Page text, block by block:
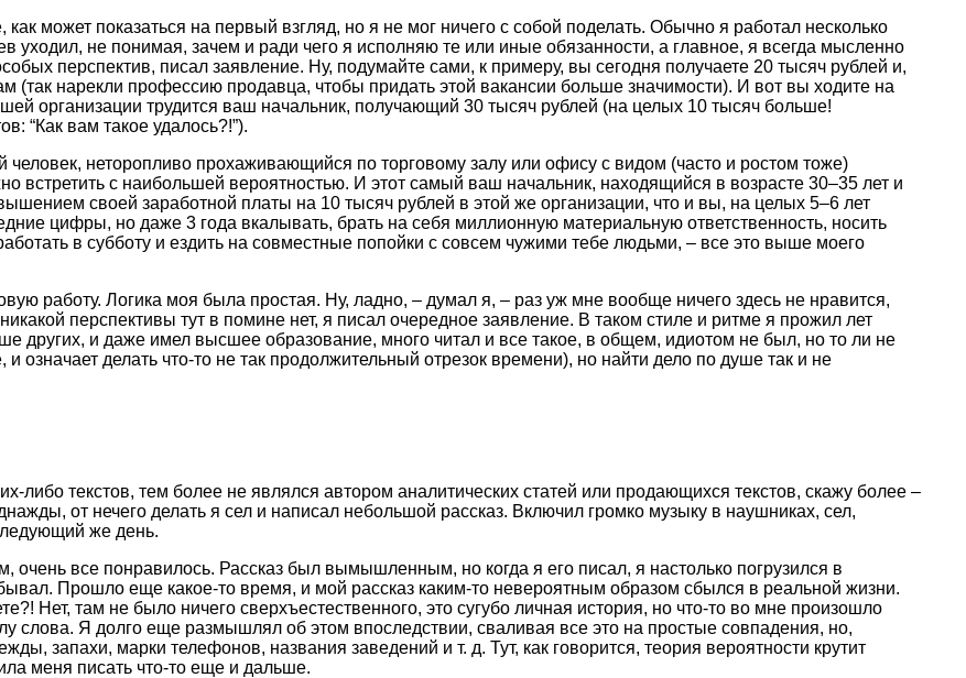
может показаться на первый взгляд, но я не мог ничего с собой поделать. Обычно я работал несколько
уходил, не понимая, зачем и ради чего я исполняю те или иные обязанности, а главное, я всегда мысленно
перспектив, писал заявление. Ну, подумайте сами, к примеру, вы сегодня получаете 20 тысяч рублей и,
(так нарекли профессию продавца, чтобы придать этой вакансии больше значимости). И вот вы ходите на
организации трудится ваш начальник, получающий 30 тысяч рублей (на целых 10 тысяч больше!
“Как вам такое удалось?!”).
неторопливо прохаживающийся по торговому залу или офису с видом (часто и ростом тоже)
встретить с наибольшей вероятностью. И этот самый ваш начальник, находящийся в возрасте 30–35 лет и
своей заработной платы на 10 тысяч рублей в этой же организации, что и вы, на целых 5–6 лет
цифры, но даже 3 года вкалывать, брать на себя миллионную материальную ответственность, носить
в субботу и ездить на совместные попойки с совсем чужими тебе людьми, – все это выше моего
работу. Логика моя была простая. Ну, ладно, – думал я, – раз уж мне вообще ничего здесь не нравится,
перспективы тут в помине нет, я писал очередное заявление. В таком стиле и ритме я прожил лет
других, и даже имел высшее образование, много читал и все такое, в общем, идиотом не был, но то ли не
означает делать что-то не так продолжительный отрезок времени), но найти дело по душе так и не
либо текстов, тем более не являлся автором аналитических статей или продающихся текстов, скажу более –
от нечего делать я сел и написал небольшой рассказ. Включил громко музыку в наушниках, сел,
же день.
очень все понравилось. Рассказ был вымышленным, но когда я его писал, я настолько погрузился в
Прошло еще какое-то время, и мой рассказ каким-то невероятным образом сбылся в реальной жизни.
Нет, там не было ничего сверхъестественного, это сугубо личная история, но что-то во мне произошло
слова. Я долго еще размышлял об этом впоследствии, сваливая все это на простые совпадения, но,
запахи, марки телефонов, названия заведений и т. д. Тут, как говорится, теория вероятности крутит
меня писать что-то еще и дальше.